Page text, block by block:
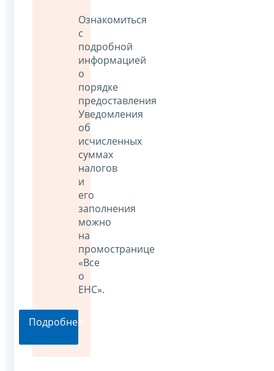
Ознакомиться
с
подробной
информацией
о
порядке
предоставления
Уведомления
об
исчисленных
суммах
налогов
и
его
заполнения
можно
на
промостранице
«Все
о
ЕНС».
Подробнее